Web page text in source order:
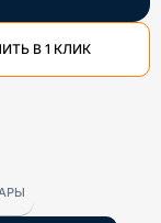
В 1 КЛИК